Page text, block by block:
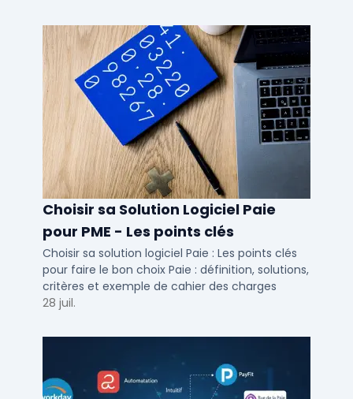
Choisir sa Solution Logiciel Paie
pour PME - Les points clés
Choisir sa solution logiciel Paie : Les points clés
pour faire le bon choix Paie : définition, solutions,
critères et exemple de cahier des charges
28 juil.